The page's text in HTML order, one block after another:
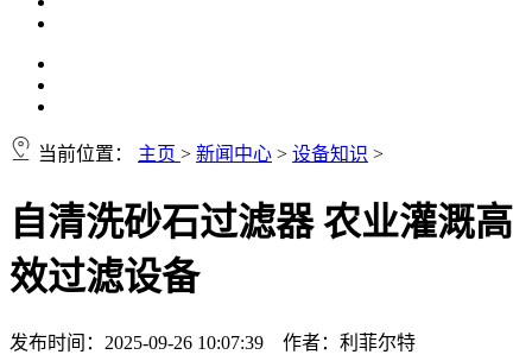
当前位置： 主页 > 新闻中心 > 设备知识 >
自清洗砂石过滤器 农业灌溉高
效过滤设备
发布时间：2025-09-26 10:07:39 作者：利菲尔特